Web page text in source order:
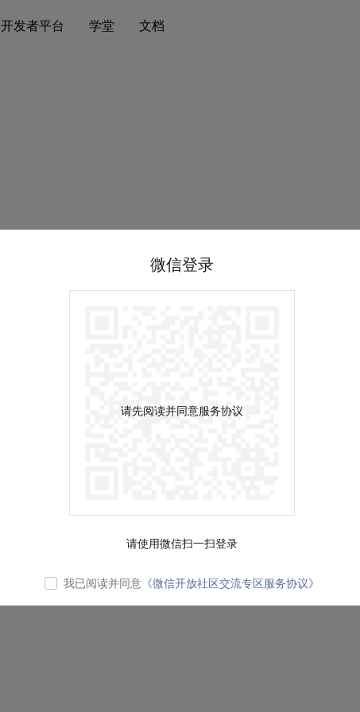
开发者平台 学堂 文档
微信登录
请先阅读并同意服务协议
请使用微信扫一扫登录
我已阅读并同意 《微信开放社区交流专区服务协议》